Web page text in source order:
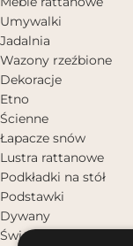
Umywalki
Jadalnia
Wazony rzeźbione
Dekoracje
Etno
Ścienne
Łapacze snów
Lustra rattanowe
Podkładki na stół
Podstawki
Dywany
Świeczniki i świece